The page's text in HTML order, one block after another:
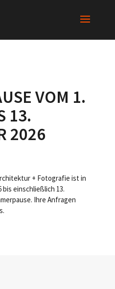
VOM 1.
13.
2026
+ Fotografie ist in
bis einschließlich 13.
Ihre Anfragen